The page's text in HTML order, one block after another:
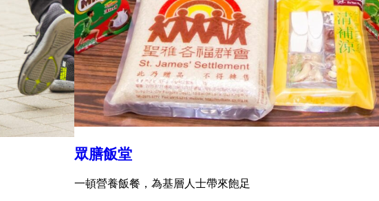
眾膳飯堂
一頓營養飯餐，為基層人士帶來飽足